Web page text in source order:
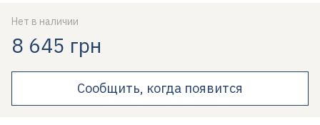
Нет в наличии
8 645 грн
Сообщить, когда появится